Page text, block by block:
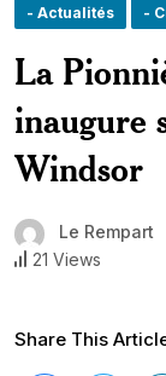
- Actualités -
La
inaugure
Windsor
Le Rempart
21 Views
Share This